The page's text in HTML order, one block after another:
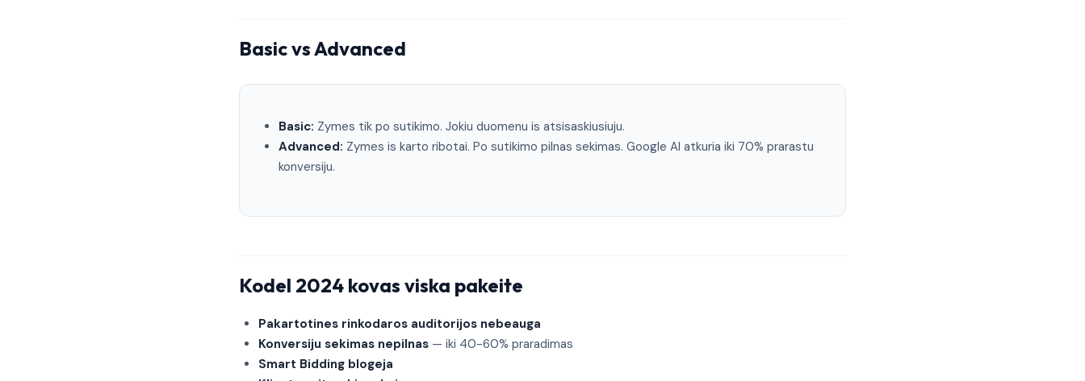
Basic vs Advanced
Basic: Zymes tik po sutikimo. Jokiu duomenu is atsisaskiusiuju.
Advanced: Zymes is karto ribotai. Po sutikimo pilnas sekimas. Google AI atkuria iki 70% prarastu
konversiju.
Kodel 2024 kovas viska pakeite
Pakartotines rinkodaros auditorijos nebeauga
Konversiju sekimas nepilnas — iki 40-60% praradimas
Smart Bidding blogeja